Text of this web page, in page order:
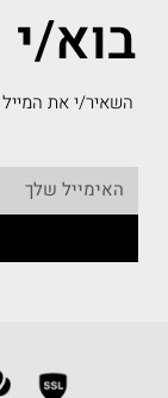
בוא/
השאיר/י את